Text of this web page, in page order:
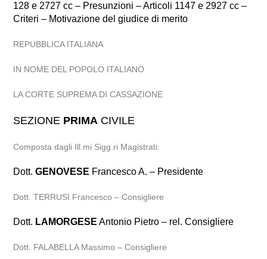
128 e 2727 cc – Presunzioni – Articoli 1147 e 2927 cc –
Criteri – Motivazione del giudice di merito
REPUBBLICA ITALIANA
IN NOME DEL POPOLO ITALIANO
LA CORTE SUPREMA DI CASSAZIONE
SEZIONE PRIMA CIVILE
Composta dagli Ill.mi Sigg.ri Magistrati:
Dott.GENOVESE Francesco A. – Presidente
Dott. TERRUSI Francesco – Consigliere
Dott. LAMORGESE Antonio Pietro – rel. Consigliere
Dott. FALABELLA Massimo – Consigliere